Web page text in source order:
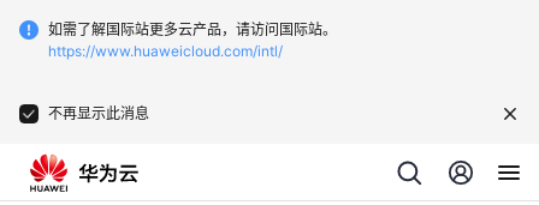
如需了解国际站更多云产品，请访问国际站。
https://www.huaweicloud.com/intl/
不再显示此消息